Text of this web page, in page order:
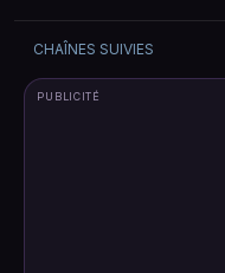
CHAÎNES SUIVIES
PUBLICITÉ